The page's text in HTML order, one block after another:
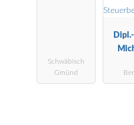
Schwäbisch
Gmünd